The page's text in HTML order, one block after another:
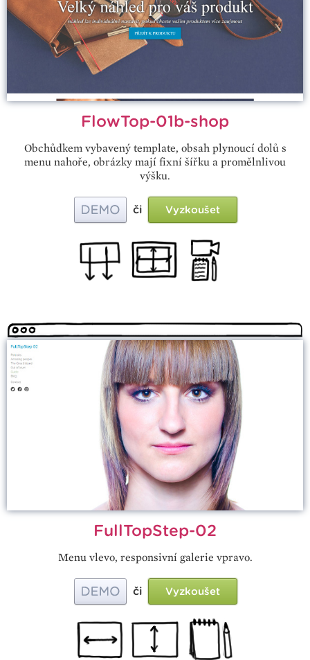
FlowTop-01b-shop
Obchůdkem vybavený template, obsah plynoucí dolů s
menu nahoře, obrázky mají fixní šířku a promělnlivou
výšku.
Vyzkoušet
či
FullTopStep-02
Menu vlevo, responsivní galerie vpravo.
Vyzkoušet
či